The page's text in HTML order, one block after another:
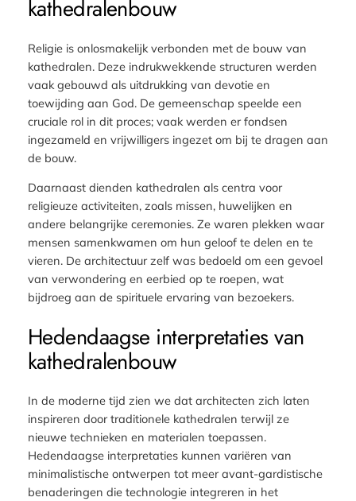
kathedralenbouw
Religie is onlosmakelijk verbonden met de bouw van
kathedralen. Deze indrukwekkende structuren werden
vaak gebouwd als uitdrukking van devotie en
toewijding aan God. De gemeenschap speelde een
cruciale rol in dit proces; vaak werden er fondsen
ingezameld en vrijwilligers ingezet om bij te dragen aan
de bouw.
Daarnaast dienden kathedralen als centra voor
religieuze activiteiten, zoals missen, huwelijken en
andere belangrijke ceremonies. Ze waren plekken waar
mensen samenkwamen om hun geloof te delen en te
vieren. De architectuur zelf was bedoeld om een gevoel
van verwondering en eerbied op te roepen, wat
bijdroeg aan de spirituele ervaring van bezoekers.
Hedendaagse interpretaties van
kathedralenbouw
In de moderne tijd zien we dat architecten zich laten
inspireren door traditionele kathedralen terwijl ze
nieuwe technieken en materialen toepassen.
Hedendaagse interpretaties kunnen variëren van
minimalistische ontwerpen tot meer avant-gardistische
benaderingen die technologie integreren in het